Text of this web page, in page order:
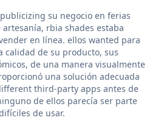
su negocio en ferias
artesanía, rbia shades estaba
en línea. ellos wanted para
calidad de su producto, sus
de una manera visualmente
una solución adecuada
third-party apps antes de
de ellos parecía ser parte
de usar.